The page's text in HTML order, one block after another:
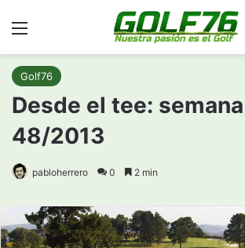
Golf76
Desde el tee: semana
48/2013
pabloherrero 0 2 min